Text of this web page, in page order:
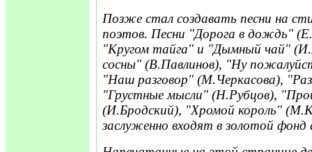
Позже стал создавать песни на
поэтов. Песни "Дорога в дождь"
"Кругом тайга" и "Дымный чай"
сосны" (В.Павлинов), "Ну
"Наш разговор" (М.Черкасова),
"Грустные мысли" (Н.Рубцов),
(И.Бродский), "Хромой король"
заслуженно входят в золотой фонд